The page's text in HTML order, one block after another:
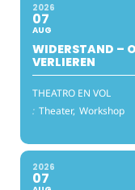
2026
07
AUG
WIDERSTAND –
VERLIEREN
THEATRO EN VOL
: Theater, Workshop
2026
07